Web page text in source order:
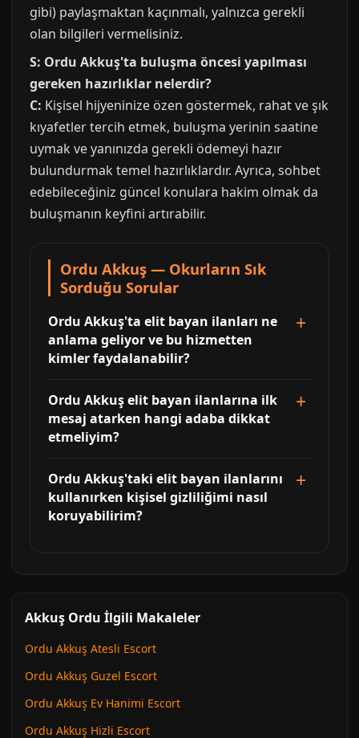
gibi) paylaşmaktan kaçınmalı, yalnızca gerekli
olan bilgileri vermelisiniz.
S: Ordu Akkuş'ta buluşma öncesi yapılması
gereken hazırlıklar nelerdir?
C: Kişisel hijyeninize özen göstermek, rahat ve şık
kıyafetler tercih etmek, buluşma yerinin saatine
uymak ve yanınızda gerekli ödemeyi hazır
bulundurmak temel hazırlıklardır. Ayrıca, sohbet
edebileceğiniz güncel konulara hakim olmak da
buluşmanın keyfini artırabilir.
Ordu Akkuş — Okurların Sık
Sorduğu Sorular
Ordu Akkuş'ta elit bayan ilanları ne
anlama geliyor ve bu hizmetten
kimler faydalanabilir?
Ordu Akkuş elit bayan ilanlarına ilk
mesaj atarken hangi adaba dikkat
etmeliyim?
Ordu Akkuş'taki elit bayan ilanlarını
kullanırken kişisel gizliliğimi nasıl
koruyabilirim?
Akkuş Ordu İlgili Makaleler
Ordu Akkuş Atesli Escort
Ordu Akkuş Guzel Escort
Ordu Akkuş Ev Hanimi Escort
Ordu Akkuş Hizli Escort